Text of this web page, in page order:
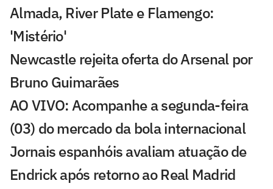
Almada, River Plate e Flamengo:
'Mistério'
Newcastle rejeita oferta do Arsenal por
Bruno Guimarães
AO VIVO: Acompanhe a segunda-feira
(03) do mercado da bola internacional
Jornais espanhóis avaliam atuação de
Endrick após retorno ao Real Madrid